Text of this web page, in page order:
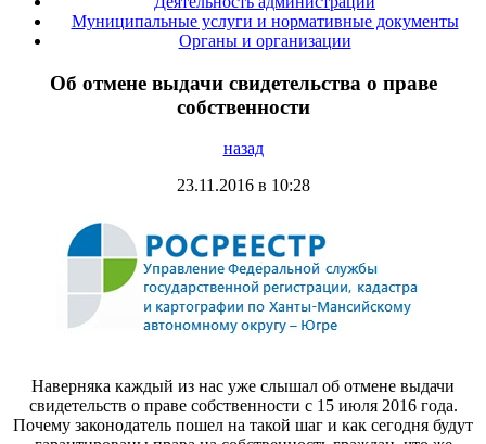
Муниципальные услуги и нормативные документы
Органы и организации
Об отмене выдачи свидетельства о праве
собственности
назад
23.11.2016 в 10:28
Наверняка каждый из нас уже слышал об отмене выдачи
свидетельств о праве собственности с 15 июля 2016 года.
Почему законодатель пошел на такой шаг и как сегодня будут